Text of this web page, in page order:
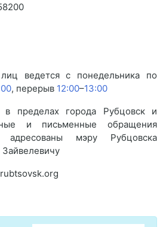
ведется с понедельника по
, перерыв 12:00–13:00
в пределах города Рубцовск и
и письменные обращения
адресованы мэру Рубцовска
rubtsovsk.org